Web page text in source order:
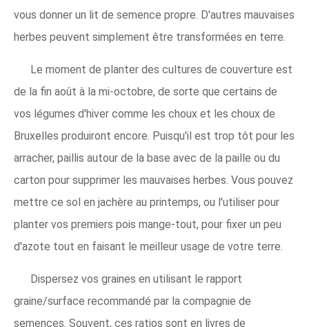
vous donner un lit de semence propre. D'autres mauvaises
herbes peuvent simplement être transformées en terre.
Le moment de planter des cultures de couverture est
de la fin août à la mi-octobre, de sorte que certains de
vos légumes d'hiver comme les choux et les choux de
Bruxelles produiront encore. Puisqu'il est trop tôt pour les
arracher, paillis autour de la base avec de la paille ou du
carton pour supprimer les mauvaises herbes. Vous pouvez
mettre ce sol en jachère au printemps, ou l'utiliser pour
planter vos premiers pois mange-tout, pour fixer un peu
d'azote tout en faisant le meilleur usage de votre terre.
Dispersez vos graines en utilisant le rapport
graine/surface recommandé par la compagnie de
semences. Souvent, ces ratios sont en livres de